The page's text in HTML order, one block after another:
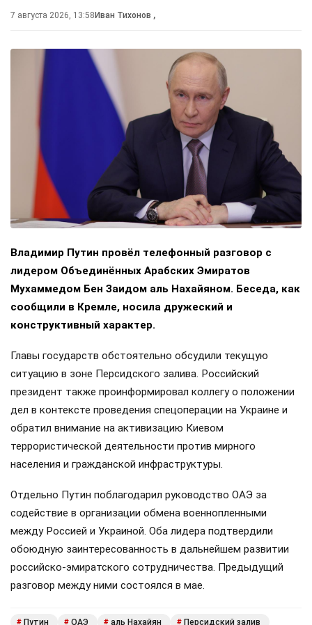
7 августа 2026, 13:58 Иван Тихонов ,
Владимир Путин провёл телефонный разговор с
лидером Объединённых Арабских Эмиратов
Мухаммедом Бен Заидом аль Нахайяном. Беседа, как
сообщили в Кремле, носила дружеский и
конструктивный характер.
Главы государств обстоятельно обсудили текущую
ситуацию в зоне Персидского залива. Российский
президент также проинформировал коллегу о положении
дел в контексте проведения спецоперации на Украине и
обратил внимание на активизацию Киевом
террористической деятельности против мирного
населения и гражданской инфраструктуры.
Отдельно Путин поблагодарил руководство ОАЭ за
содействие в организации обмена военнопленными
между Россией и Украиной. Оба лидера подтвердили
обоюдную заинтересованность в дальнейшем развитии
российско-эмиратского сотрудничества. Предыдущий
разговор между ними состоялся в мае.
# Путин # ОАЭ # аль Нахайян # Персидский залив